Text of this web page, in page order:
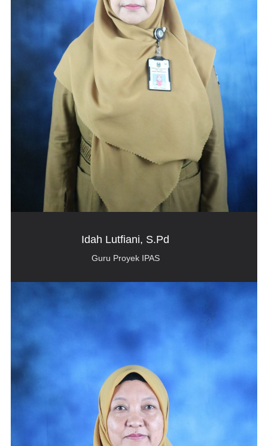
Idah Lutfiani, S.Pd
Guru Proyek IPAS